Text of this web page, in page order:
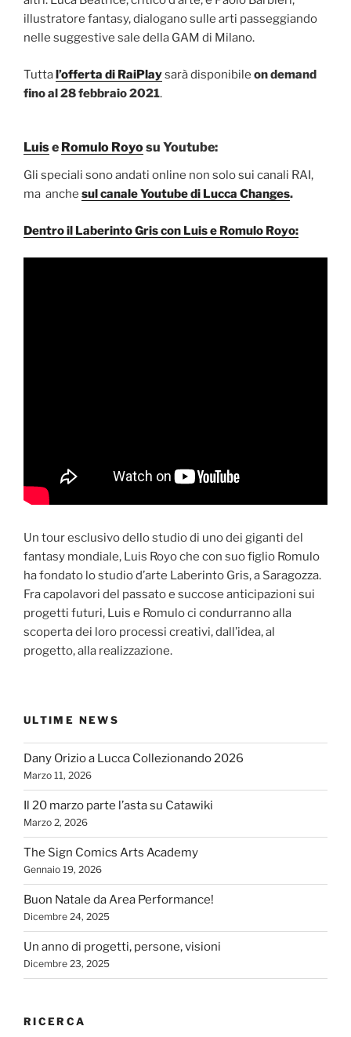
illustratore fantasy, dialogano sulle arti passeggiando
nelle suggestive sale della GAM di Milano.
Tuttal’offerta di RaiPlaysarà disponibile on demand
fino al 28 febbraio 2021.
Luise Romulo Royosu Youtube:
Gli speciali sono andati online non solo sui canali RAI,
ma anche sul canale Youtube di Lucca Changes.
Dentro il Laberinto Gris con Luis e Romulo Royo:
Un tour esclusivo dello studio di uno dei giganti del
fantasy mondiale, Luis Royo che con suo figlio Romulo
ha fondato lo studio d’arte Laberinto Gris, a Saragozza.
Fra capolavori del passato e succose anticipazioni sui
progetti futuri, Luis e Romulo ci condurranno alla
scoperta dei loro processi creativi, dall’idea, al
progetto, alla realizzazione.
ULTIME NEWS
Dany Orizio a Lucca Collezionando 2026
Marzo 11, 2026
Il 20 marzo parte l’asta su Catawiki
Marzo 2, 2026
The Sign Comics Arts Academy
Gennaio 19, 2026
Buon Natale da Area Performance!
Dicembre 24, 2025
Un anno di progetti, persone, visioni
Dicembre 23, 2025
RICERCA